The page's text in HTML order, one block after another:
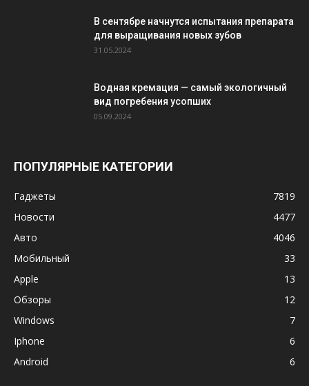
В сентябре начнутся испытания препарата
для выращивания новых зубов
31.05.2024
Водная кремация — самый экологичный
вид погребения усопших
05.09.2024
ПОПУЛЯРНЫЕ КАТЕГОРИИ
Гаджеты
7819
Новости
4477
Авто
4046
Мобильный
33
Apple
13
Обзоры
12
Windows
7
Iphone
6
Android
6